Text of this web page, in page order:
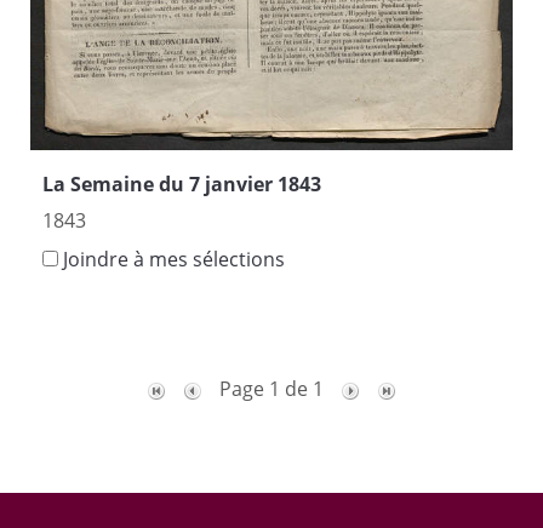
La Semaine du 7 janvier 1843
1843
Joindre à mes sélections
Page 1 de 1